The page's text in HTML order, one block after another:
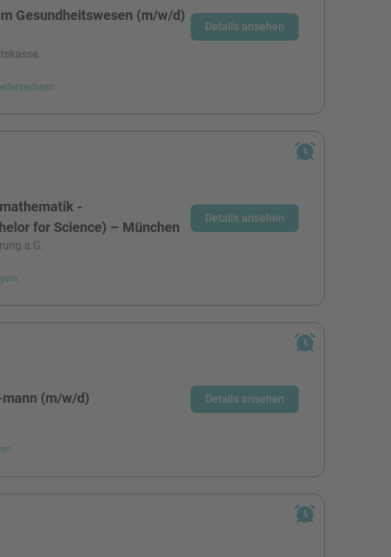
Gesundheitswesen (m/w/d)
Details ansehen
-
for Science) – München
a.G.
Details ansehen
(m/w/d) Details ansehen